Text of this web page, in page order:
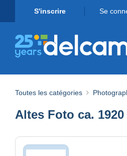
S'inscrire Se
Toutes les catégories
Altes Foto ca.